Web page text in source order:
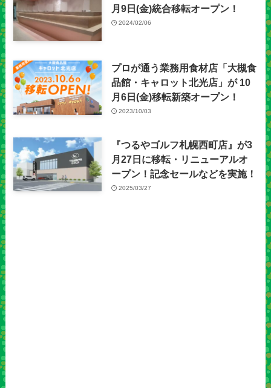
月9日(金)統合移転オープン！
2024/02/06
プロが通う業務用食材店「大槻食
品館・キャロット北光店」が 10
月6日(金)移転新築オープン！
2023/10/03
『つるやゴルフ札幌西町店』が3
月27日に移転・リニューアルオ
ープン！記念セールなどを実施！
2025/03/27